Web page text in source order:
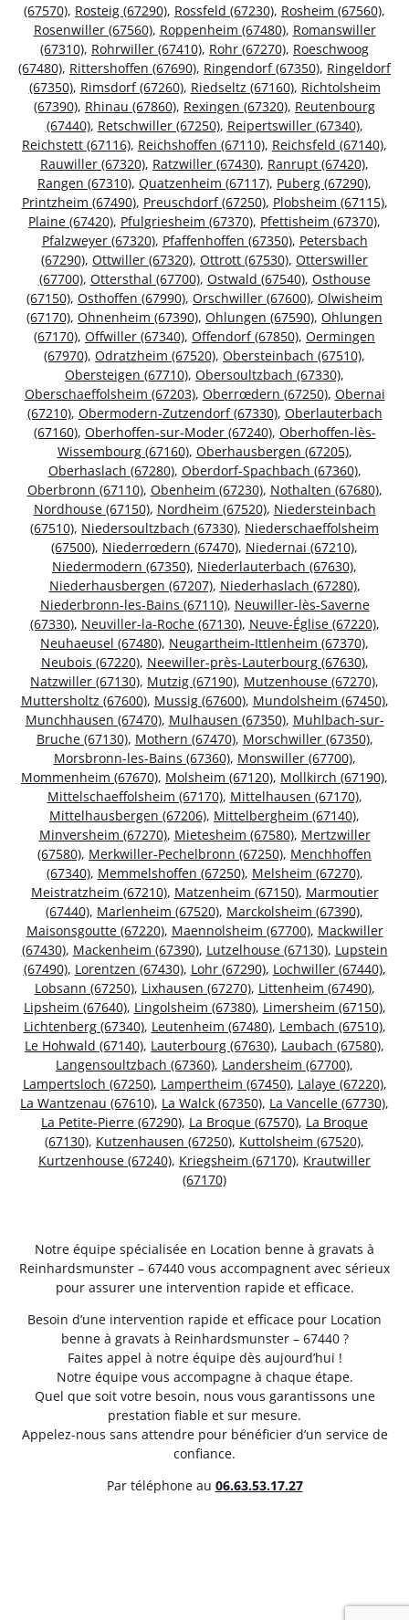
(67570), Rosteig (67290), Rossfeld (67230), Rosheim (67560),
Rosenwiller (67560), Roppenheim (67480), Romanswiller
(67310), Rohrwiller (67410), Rohr (67270), Roeschwoog
(67480), Rittershoffen (67690), Ringendorf (67350), Ringeldorf
(67350), Rimsdorf (67260), Riedseltz (67160), Richtolsheim
(67390), Rhinau (67860), Rexingen (67320), Reutenbourg
(67440), Retschwiller (67250), Reipertswiller (67340),
Reichstett (67116), Reichshoffen (67110), Reichsfeld (67140),
Rauwiller (67320), Ratzwiller (67430), Ranrupt (67420),
Rangen (67310), Quatzenheim (67117), Puberg (67290),
Printzheim (67490), Preuschdorf (67250), Plobsheim (67115),
Plaine (67420), Pfulgriesheim (67370), Pfettisheim (67370),
Pfalzweyer (67320), Pfaffenhoffen (67350), Petersbach
(67290), Ottwiller (67320), Ottrott (67530), Otterswiller
(67700), Ottersthal (67700), Ostwald (67540), Osthouse
(67150), Osthoffen (67990), Orschwiller (67600), Olwisheim
(67170), Ohnenheim (67390), Ohlungen (67590), Ohlungen
(67170), Offwiller (67340), Offendorf (67850), Oermingen
(67970), Odratzheim (67520), Obersteinbach (67510),
Obersteigen (67710), Obersoultzbach (67330),
Oberschaeffolsheim (67203), Oberrœdern (67250), Obernai
(67210), Obermodern-Zutzendorf (67330), Oberlauterbach
(67160), Oberhoffen-sur-Moder (67240), Oberhoffen-lès-
Wissembourg (67160), Oberhausbergen (67205),
Oberhaslach (67280), Oberdorf-Spachbach (67360),
Oberbronn (67110), Obenheim (67230), Nothalten (67680),
Nordhouse (67150), Nordheim (67520), Niedersteinbach
(67510), Niedersoultzbach (67330), Niederschaeffolsheim
(67500), Niederrœdern (67470), Niedernai (67210),
Niedermodern (67350), Niederlauterbach (67630),
Niederhausbergen (67207), Niederhaslach (67280),
Niederbronn-les-Bains (67110), Neuwiller-lès-Saverne
(67330), Neuviller-la-Roche (67130), Neuve-Église (67220),
Neuhaeusel (67480), Neugartheim-Ittlenheim (67370),
Neubois (67220), Neewiller-près-Lauterbourg (67630),
Natzwiller (67130), Mutzig (67190), Mutzenhouse (67270),
Muttersholtz (67600), Mussig (67600), Mundolsheim (67450),
Munchhausen (67470), Mulhausen (67350), Muhlbach-sur-
Bruche (67130), Mothern (67470), Morschwiller (67350),
Morsbronn-les-Bains (67360), Monswiller (67700),
Mommenheim (67670), Molsheim (67120), Mollkirch (67190),
Mittelschaeffolsheim (67170), Mittelhausen (67170),
Mittelhausbergen (67206), Mittelbergheim (67140),
Minversheim (67270), Mietesheim (67580), Mertzwiller
(67580), Merkwiller-Pechelbronn (67250), Menchhoffen
(67340), Memmelshoffen (67250), Melsheim (67270),
Meistratzheim (67210), Matzenheim (67150), Marmoutier
(67440), Marlenheim (67520), Marckolsheim (67390),
Maisonsgoutte (67220), Maennolsheim (67700), Mackwiller
(67430), Mackenheim (67390), Lutzelhouse (67130), Lupstein
(67490), Lorentzen (67430), Lohr (67290), Lochwiller (67440),
Lobsann (67250), Lixhausen (67270), Littenheim (67490),
Lipsheim (67640), Lingolsheim (67380), Limersheim (67150),
Lichtenberg (67340), Leutenheim (67480), Lembach (67510),
Le Hohwald (67140), Lauterbourg (67630), Laubach (67580),
Langensoultzbach (67360), Landersheim (67700),
Lampertsloch (67250), Lampertheim (67450), Lalaye (67220),
La Wantzenau (67610), La Walck (67350), La Vancelle (67730),
La Petite-Pierre (67290), La Broque (67570), La Broque
(67130), Kutzenhausen (67250), Kuttolsheim (67520),
Kurtzenhouse (67240), Kriegsheim (67170), Krautwiller
(67170)
Notre équipe spécialisée en Location benne à gravats à
Reinhardsmunster – 67440 vous accompagnent avec sérieux
pour assurer une intervention rapide et efficace.
Besoin d’une intervention rapide et efficace pour Location
benne à gravats à Reinhardsmunster – 67440 ?
Faites appel à notre équipe dès aujourd’hui !
Notre équipe vous accompagne à chaque étape.
Quel que soit votre besoin, nous vous garantissons une
prestation fiable et sur mesure.
Appelez-nous sans attendre pour bénéficier d’un service de
confiance.
Par téléphone au 06.63.53.17.27